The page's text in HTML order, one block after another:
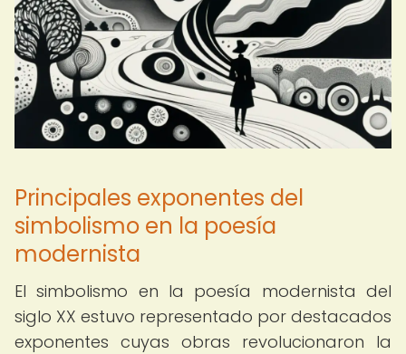
Principales exponentes del
simbolismo en la poesía
modernista
El simbolismo en la poesía modernista del
siglo XX estuvo representado por destacados
exponentes cuyas obras revolucionaron la